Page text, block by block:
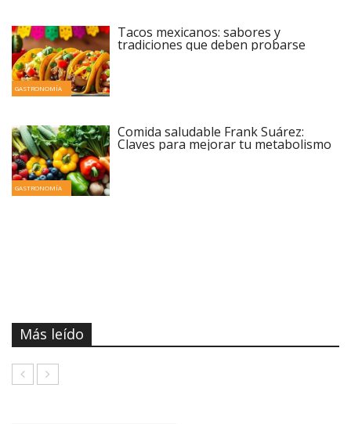
GASTRONOMÍA
Tacos mexicanos: sabores y
tradiciones que deben probarse
GASTRONOMÍA
Comida saludable Frank Suárez:
Claves para mejorar tu metabolismo
Más leído